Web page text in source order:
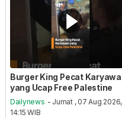
Burger King Pecat
yang Ucap Free Palestine
Dailynews - Jumat , 07 Aug 2026,
14:15 WIB